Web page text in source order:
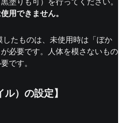
用できません。
したものは、未使用時は「ぼか
必要です。人体を模さないもの
です。
ル）の設定】